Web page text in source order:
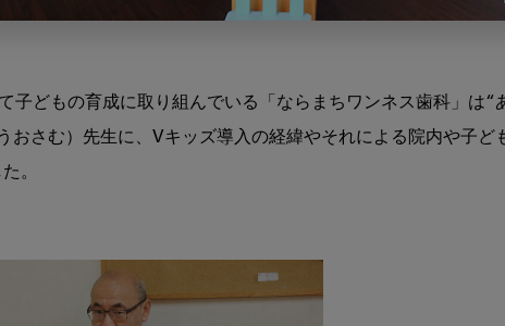
どもの育成に取り組んでいる「ならまちワンネス歯科」は“
さむ）先生に、Vキッズ導入の経緯やそれによる院内や子ど
。